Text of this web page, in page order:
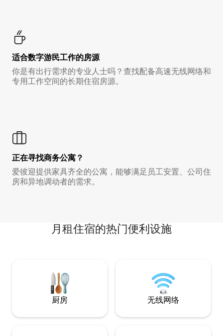
适合数字游民工作的房源
你是有出行需求的专业人士吗？查找配备高速无线网络和
专用工作空间的长期住宿房源。
正在寻找商务公寓？
爱彼迎提供家具齐全的公寓，能够满足员工安置、公司住
房和异地调动者的需求。
月租住宿的热门便利设施
厨房 无线网络